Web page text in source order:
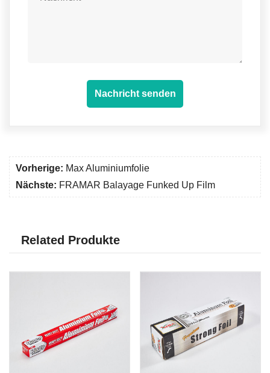
Nachricht senden
Vorherige: Max Aluminiumfolie
Nächste: FRAMAR Balayage Funked Up Film
Related Produkte